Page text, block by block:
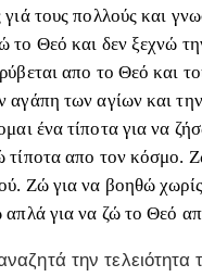
γιά τους πολλούς και
το Θεό και δεν ξεχνώ
απο το Θεό και
αγάπη των αγίων και
ένα τίποτα για να
τίποτα απο τον κόσμο.
Ζώ για να βοηθώ
για να ζώ το Θεό
την τελειότητα